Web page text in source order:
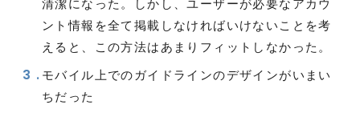
清潔になった。しかし、ユーザーが必要なアカウ
ント情報を全て掲載しなければいけないことを考
えると、この方法はあまりフィットしなかった。
モバイル上でのガイドラインのデザインがいまい
ちだった